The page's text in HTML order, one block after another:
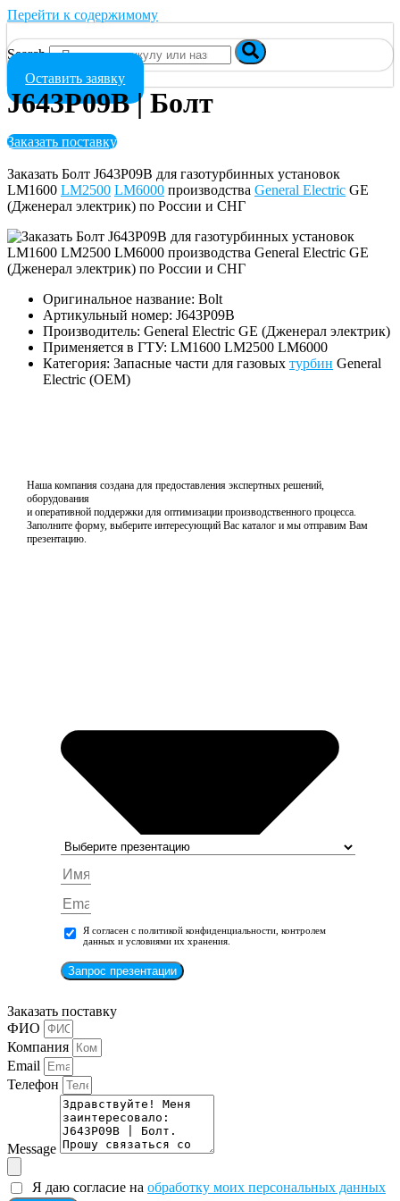
Перейти к содержимому
Search
Оставить заявку
J643P09B | Болт
Заказать поставку
Заказать Болт J643P09B для газотурбинных установок
LM1600 LM2500 LM6000 производства General Electric GE
(Дженерал электрик) по России и СНГ
Оригинальное название: Bolt
Артикульный номер: J643P09B
Производитель: General Electric GE (Дженерал электрик)
Применяется в ГТУ: LM1600 LM2500 LM6000
Категория: Запасные части для газовых турбин General
Electric (OEM)
Наша компания создана для предоставления экспертных решений,
оборудования
и оперативной поддержки для оптимизации производственного процесса.
Заполните форму, выберите интересующий Вас каталог и мы отправим Вам
презентацию.
Я согласен с политикой конфиденциальности, контролем
данных и условиями их хранения.
Запрос презентации
Заказать поставку
ФИО
Компания
Email
Телефон
Message
Я даю согласие на обработку моих персональных данных